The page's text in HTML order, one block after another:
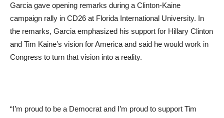
Garcia gave opening remarks during a Clinton-Kaine
campaign rally in CD26 at Florida International University. In
the remarks, Garcia emphasized his support for Hillary Clinton
and Tim Kaine’s vision for America and said he would work in
Congress to turn that vision into a reality.
“I’m proud to be a Democrat and I’m proud to support Tim